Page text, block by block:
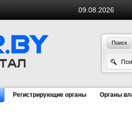
09.08.2026
Поиск
Регистрирующие органы Органы